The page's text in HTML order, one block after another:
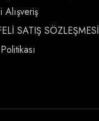
Alışveriş
SATIŞ SÖZLEŞMESİ